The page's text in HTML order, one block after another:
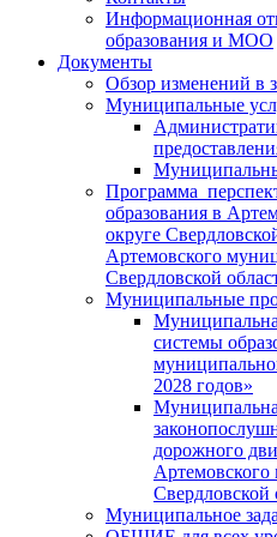
Информационная
образования и МОО
Документы
Обзор изменений в
Муниципальные
Программа
образования в
округе
Артемовского
Свердловской
Муниципальные
системы
2028 годов»
дорожного
Артемовского
Свердловской
Муниципальное